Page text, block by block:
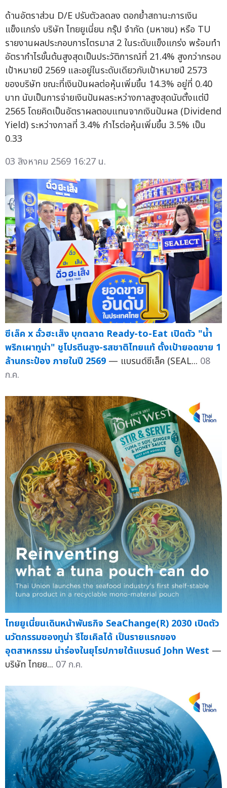
ด้านอัตราส่วน D/E ปรับตัวลดลง ตอกย้ำสถานะการเงิน
แข็งแกร่ง บริษัท ไทยยูเนี่ยน กรุ๊ป จำกัด (มหาชน) หรือ TU
รายงานผลประกอบการไตรมาส 2 ในระดับแข็งแกร่ง พร้อมทำ
อัตรากำไรขั้นต้นสูงสุดเป็นประวัติการณ์ที่ 21.4% สูงกว่ากรอบ
เป้าหมายปี 2569 และอยู่ในระดับเดียวกับเป้าหมายปี 2573
ของบริษัท ขณะที่เงินปันผลต่อหุ้นเพิ่มขึ้น 14.3% อยู่ที่ 0.40
บาท นับเป็นการจ่ายเงินปันผลระหว่างกาลสูงสุดนับตั้งแต่ปี
2565 โดยคิดเป็นอัตราผลตอบแทนจากเงินปันผล (Dividend
Yield) ระหว่างกาลที่ 3.4% กำไรต่อหุ้นเพิ่มขึ้น 3.5% เป็น
0.33
03 สิงหาคม 2569 16:27 น.
ซีเล็ค x ฉั่วฮะเส็ง บุกตลาด Ready-to-Eat เปิดตัว "น้ำ
พริกเผาทูน่า" ชูโปรตีนสูง-รสชาติไทยแท้ ตั้งเป้ายอดขาย 1
ล้านกระป๋อง ภายในปี 2569 — แบรนด์ซีเล็ค (SEAL... 08
ก.ค.
ไทยยูเนี่ยนเดินหน้าพันธกิจ SeaChange(R) 2030 เปิดตัว
นวัตกรรมซองทูน่า รีไซเคิลได้ เป็นรายแรกของ
อุตสาหกรรม นำร่องในยุโรปภายใต้แบรนด์ John West —
บริษัท ไทยย... 07 ก.ค.